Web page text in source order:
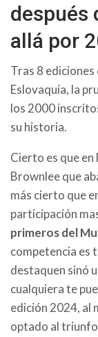
después
allá por
Tras 8 ediciones
Eslovaquia, la
los 2000
su historia.
Cierto es que
Brownlee que
más cierto que
participación
primeros del
competencia es
destaquen sinó
cualquiera te
edición 2024, al
optado al triunfo